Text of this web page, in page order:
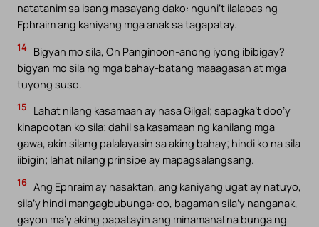
natatanim sa isang masayang dako: nguni’t ilalabas ng
Ephraim ang kaniyang mga anak sa tagapatay.
14 Bigyan mo sila, Oh Panginoon-anong iyong ibibigay?
bigyan mo sila ng mga bahay-batang maaagasan at mga
tuyong suso.
15
Lahat nilang kasamaan ay nasa Gilgal; sapagka’t doo’y
kinapootan ko sila; dahil sa kasamaan ng kanilang mga
gawa, akin silang palalayasin sa aking bahay; hindi ko na sila
iibigin; lahat nilang prinsipe ay mapagsalangsang.
16 Ang Ephraim ay nasaktan, ang kaniyang ugat ay natuyo,
sila’y hindi mangagbubunga: oo, bagaman sila’y nanganak,
gayon ma’y aking papatayin ang minamahal na bunga ng